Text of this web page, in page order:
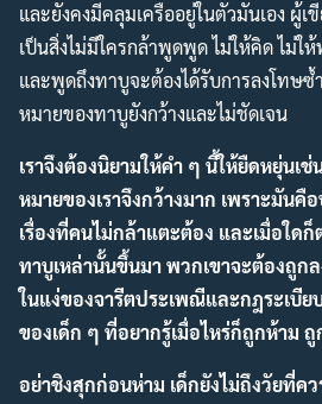
และยังคงมีคลุมเครืออยู่ในตัวมันเอง ผู้เ
เป็นสิ่งไม่มีใครกล้าพูดพูด ไม่ให้คิด ไม่ใ
และพูดถึงทาบูจะต้องได้รับการลงโทษซ้
หมายของทาบูยังกว้างและไม่ชัดเจน
เราจึงต้องนิยามให้คำ ๆ นี้ให้ยืดหยุ่นเ
หมายของเราจึงกว้างมาก เพราะมัน
เรื่องที่คนไม่กล้าแตะต้อง และเมื่อใด
ทาบูเหล่านั้นขึ้นมา พวกเขาจะต้องถูก
ในแง่ของจารีตประเพณีและกฎระเบีย
ของเด็ก ๆ ที่อยากรู้เมื่อไหร่ก็ถูกห้าม
อย่าชิงสุกก่อนห่าม เด็กยังไม่ถึงวัยที่คว